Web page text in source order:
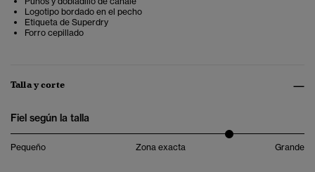
Logotipo bordado en el pecho
Etiqueta de Superdry
Forro cepillado
Talla y corte
Fiel según la talla
Pequeño Zona exacta Grande